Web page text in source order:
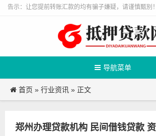
告示：让您提前转账汇款的均有骗子嫌疑，请谨慎甄别！
导航菜单
首页 » 行业资讯 » 正文
郑州办理贷款机构 民间借钱贷款